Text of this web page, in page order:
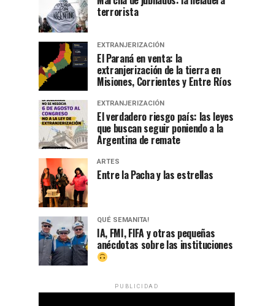
terrorista
EXTRANJERIZACIÓN
El Paraná en venta: la
extranjerización de la tierra en
Misiones, Corrientes y Entre Ríos
EXTRANJERIZACIÓN
El verdadero riesgo país: las leyes
que buscan seguir poniendo a la
Argentina de remate
ARTES
Entre la Pacha y las estrellas
QUÉ SEMANITA!
IA, FMI, FIFA y otras pequeñas
anécdotas sobre las instituciones
PUBLICIDAD